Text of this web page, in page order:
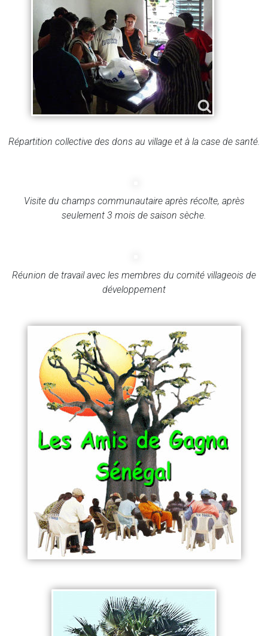
Répartition collective des dons au village et à la case de santé.
Visite du champs communautaire après récolte, après
seulement 3 mois de saison sèche.
Réunion de travail avec les membres du comité villageois de
développement